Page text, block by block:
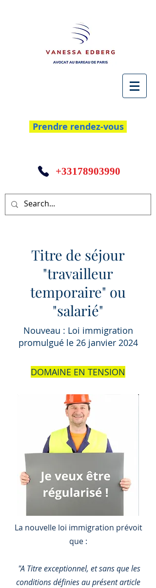
Prendre rendez-vous
+33178903990
Titre de séjour
"travailleur
temporaire" ou
"salarié"
Nouveau : Loi immigration
promulgué le 26 janvier 2024
DOMAINE EN TENSION
La nouvelle loi immigration prévoit
que :
"A Titre exceptionnel, et sans que les
conditions définies au présent article